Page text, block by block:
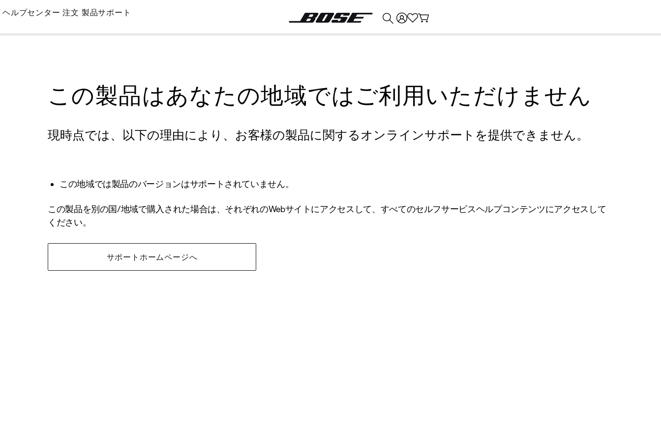
Skip
Main
ヘルプセンター 注文 製品サポート
この製品はあなたの地域ではご利用いただけません
現時点では、以下の理由により、お客様の製品に関するオンラインサポートを提供できません。
この地域では製品のバージョンはサポートされていません。
この製品を別の国/地域で購入された場合は、それぞれのWebサイトにアクセスして、すべてのセルフサービスヘルプコンテンツにアクセスして
ください。
サポートホームページへ